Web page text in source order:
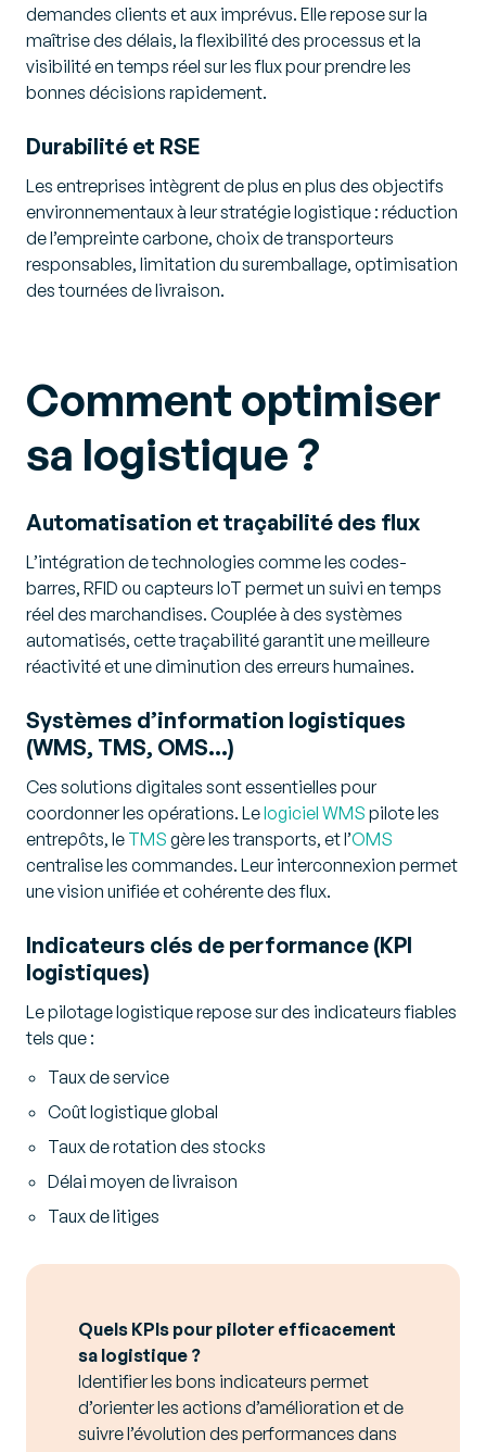
demandes clients et aux imprévus. Elle repose sur la
maîtrise des délais, la flexibilité des processus et la
visibilité en temps réel sur les flux pour prendre les
bonnes décisions rapidement.
Durabilité et RSE
Les entreprises intègrent de plus en plus des objectifs
environnementaux à leur stratégie logistique : réduction
de l’empreinte carbone, choix de transporteurs
responsables, limitation du suremballage, optimisation
des tournées de livraison.
Comment optimiser
sa logistique ?
Automatisation et traçabilité des flux
L’intégration de technologies comme les codes-
barres, RFID ou capteurs IoT permet un suivi en temps
réel des marchandises. Couplée à des systèmes
automatisés, cette traçabilité garantit une meilleure
réactivité et une diminution des erreurs humaines.
Systèmes d’information logistiques
(WMS, TMS, OMS…)
Ces solutions digitales sont essentielles pour
coordonner les opérations. Lelogiciel WMS pilote les
entrepôts, le TMS gère les transports, et l’OMS
centralise les commandes. Leur interconnexion permet
une vision unifiée et cohérente des flux.
Indicateurs clés de performance (KPI
logistiques)
Le pilotage logistique repose sur des indicateurs fiables
tels que :
Taux de service
Coût logistique global
Taux de rotation des stocks
Délai moyen de livraison
Taux de litiges
Quels KPIs pour piloter efficacement
sa logistique ?
Identifier les bons indicateurs permet
d’orienter les actions d’amélioration et de
suivre l’évolution des performances dans